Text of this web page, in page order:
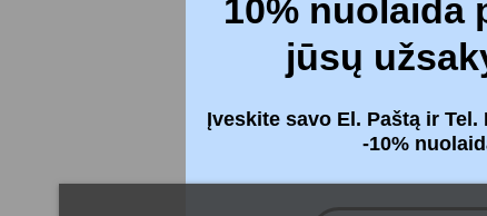
10% nuolaida
jūsų
Įveskite savo El. Paštą ir Tel.
-10%